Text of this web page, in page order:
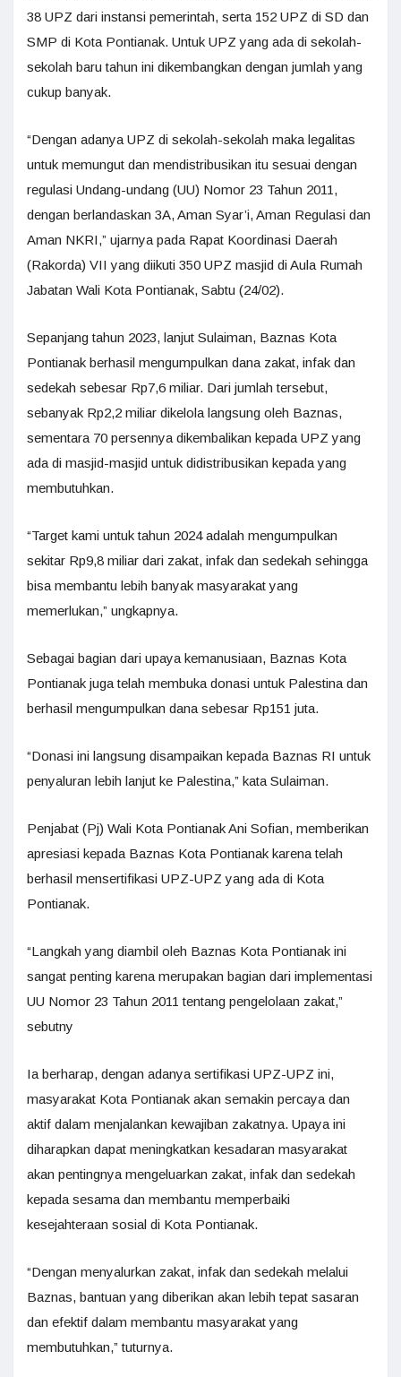
38 UPZ dari instansi pemerintah, serta 152 UPZ di SD dan
SMP di Kota Pontianak. Untuk UPZ yang ada di sekolah-
sekolah baru tahun ini dikembangkan dengan jumlah yang
cukup banyak.
“Dengan adanya UPZ di sekolah-sekolah maka legalitas
untuk memungut dan mendistribusikan itu sesuai dengan
regulasi Undang-undang (UU) Nomor 23 Tahun 2011,
dengan berlandaskan 3A, Aman Syar’i, Aman Regulasi dan
Aman NKRI,” ujarnya pada Rapat Koordinasi Daerah
(Rakorda) VII yang diikuti 350 UPZ masjid di Aula Rumah
Jabatan Wali Kota Pontianak, Sabtu (24/02).
Sepanjang tahun 2023, lanjut Sulaiman, Baznas Kota
Pontianak berhasil mengumpulkan dana zakat, infak dan
sedekah sebesar Rp7,6 miliar. Dari jumlah tersebut,
sebanyak Rp2,2 miliar dikelola langsung oleh Baznas,
sementara 70 persennya dikembalikan kepada UPZ yang
ada di masjid-masjid untuk didistribusikan kepada yang
membutuhkan.
“Target kami untuk tahun 2024 adalah mengumpulkan
sekitar Rp9,8 miliar dari zakat, infak dan sedekah sehingga
bisa membantu lebih banyak masyarakat yang
memerlukan,” ungkapnya.
Sebagai bagian dari upaya kemanusiaan, Baznas Kota
Pontianak juga telah membuka donasi untuk Palestina dan
berhasil mengumpulkan dana sebesar Rp151 juta.
“Donasi ini langsung disampaikan kepada Baznas RI untuk
penyaluran lebih lanjut ke Palestina,” kata Sulaiman.
Penjabat (Pj) Wali Kota Pontianak Ani Sofian, memberikan
apresiasi kepada Baznas Kota Pontianak karena telah
berhasil mensertifikasi UPZ-UPZ yang ada di Kota
Pontianak.
“Langkah yang diambil oleh Baznas Kota Pontianak ini
sangat penting karena merupakan bagian dari implementasi
UU Nomor 23 Tahun 2011 tentang pengelolaan zakat,”
sebutny
Ia berharap, dengan adanya sertifikasi UPZ-UPZ ini,
masyarakat Kota Pontianak akan semakin percaya dan
aktif dalam menjalankan kewajiban zakatnya. Upaya ini
diharapkan dapat meningkatkan kesadaran masyarakat
akan pentingnya mengeluarkan zakat, infak dan sedekah
kepada sesama dan membantu memperbaiki
kesejahteraan sosial di Kota Pontianak.
“Dengan menyalurkan zakat, infak dan sedekah melalui
Baznas, bantuan yang diberikan akan lebih tepat sasaran
dan efektif dalam membantu masyarakat yang
membutuhkan,” tuturnya.